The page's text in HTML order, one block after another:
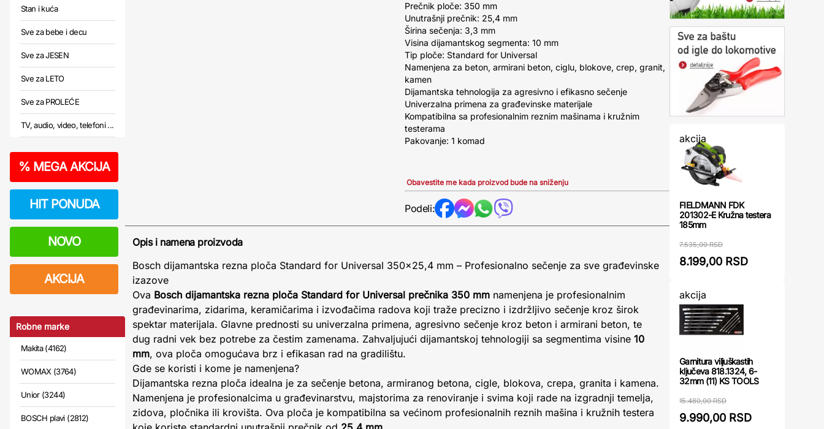
Stan i kuća
Sve za bebe i decu
Sve za JESEN
Sve za LETO
Sve za PROLEĆE
TV, audio, video, telefoni ...
% MEGA AKCIJA
HIT PONUDA
NOVO
AKCIJA
Robne marke
Makita (4162)
WOMAX (3764)
Unior (3244)
BOSCH plavi (2812)
Prečnik ploče: 350 mm
Unutrašnji prečnik: 25,4 mm
Širina sečenja: 3,3 mm
Visina dijamantskog segmenta: 10 mm
Tip ploče: Standard for Universal
Namenjena za beton, armirani beton, ciglu, blokove, crep, granit,
kamen
Dijamantska tehnologija za agresivno i efikasno sečenje
Univerzalna primena za građevinske materijale
Kompatibilna sa profesionalnim reznim mašinama i kružnim
testerama
Pakovanje: 1 komad
Obavestite me kada proizvod bude na sniženju
Podeli:
Opis i namena proizvoda
Bosch dijamantska rezna ploča Standard for Universal 350x25,4 mm – Profesionalno sečenje za sve građevinske
izazove
Ova Bosch dijamantska rezna ploča Standard for Universal prečnika 350 mm namenjena je profesionalnim
građevinarima, zidarima, keramičarima i izvođačima radova koji traže precizno i izdržljivo sečenje kroz širok
spektar materijala. Glavne prednosti su univerzalna primena, agresivno sečenje kroz beton i armirani beton, te
dug radni vek bez potrebe za čestim zamenama. Zahvaljujući dijamantskoj tehnologiji sa segmentima visine 10
mm, ova ploča omogućava brz i efikasan rad na gradilištu.
Gde se koristi i kome je namenjena?
Dijamantska rezna ploča idealna je za sečenje betona, armiranog betona, cigle, blokova, crepa, granita i kamena.
Namenjena je profesionalcima u građevinarstvu, majstorima za renoviranje i svima koji rade na izgradnji temelja,
zidova, pločnika ili krovišta. Ova ploča je kompatibilna sa većinom profesionalnih reznih mašina i kružnih testera
akcija
FIELDMANN FDK
201302-E Kružna testera
185mm
7.535,00 RSD
8.199,00 RSD
akcija
Garnitura viljuškastih
ključeva 818.1324, 6-
32mm (11) KS TOOLS
15.480,00 RSD
9.990,00 RSD